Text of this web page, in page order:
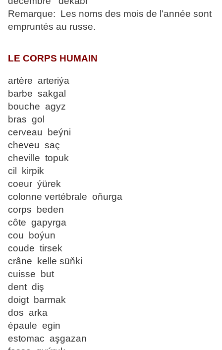
Remarque: Les noms des mois de l'année sont
empruntés au russe.
LE CORPS HUMAIN
artère arteriýa
barbe sakgal
bouche agyz
bras gol
cerveau beýni
cheveu saç
cheville topuk
cil kirpik
coeur ýürek
colonne vertébrale oňurga
corps beden
côte gapyrga
cou boýun
coude tirsek
crâne kelle süňki
cuisse but
dent diş
doigt barmak
dos arka
épaule egin
estomac aşgazan